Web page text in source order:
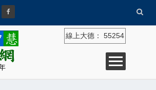
線上大德： 55254